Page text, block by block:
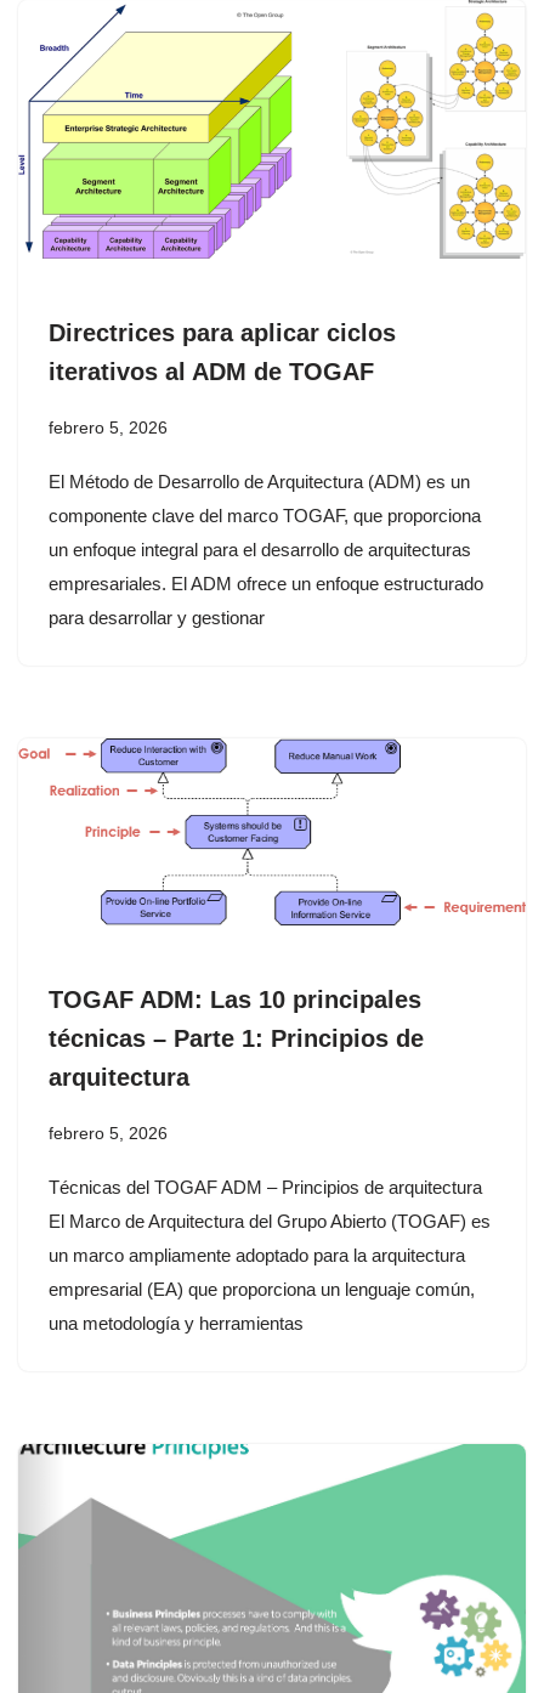
Directrices para aplicar ciclos
iterativos al ADM de TOGAF
febrero 5, 2026
El Método de Desarrollo de Arquitectura (ADM) es un
componente clave del marco TOGAF, que proporciona
un enfoque integral para el desarrollo de arquitecturas
empresariales. El ADM ofrece un enfoque estructurado
para desarrollar y gestionar
TOGAF ADM: Las 10 principales
técnicas – Parte 1: Principios de
arquitectura
febrero 5, 2026
Técnicas del TOGAF ADM – Principios de arquitectura
El Marco de Arquitectura del Grupo Abierto (TOGAF) es
un marco ampliamente adoptado para la arquitectura
empresarial (EA) que proporciona un lenguaje común,
una metodología y herramientas